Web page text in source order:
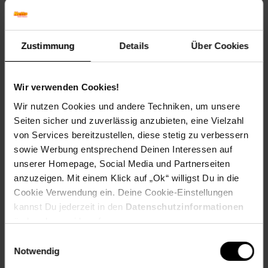
Zustimmung Details Über Cookies
Wir verwenden Cookies!
Wir nutzen Cookies und andere Techniken, um unsere
Seiten sicher und zuverlässig anzubieten, eine Vielzahl
von Services bereitzustellen, diese stetig zu verbessern
sowie Werbung entsprechend Deinen Interessen auf
unserer Homepage, Social Media und Partnerseiten
anzuzeigen. Mit einem Klick auf „Ok“ willigst Du in die
Cookie Verwendung ein. Deine Cookie-Einstellungen
kannst Du jederzeit in den Datenschutzinformationen
ändern bzw. widerrufen.
Notwendig
Artikelnummer: 2705983000
Kennzeichnung
Versandinformationen
Herstellerinformationen
Fußzeile
Weitere Online-Angebote